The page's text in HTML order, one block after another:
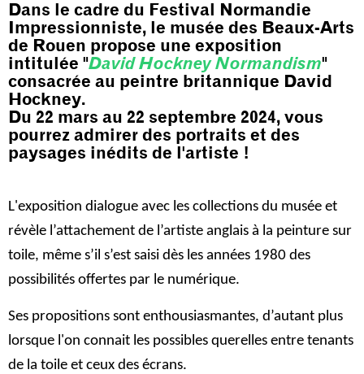
Dans le cadre du Festival Normandie
Impressionniste, le musée des Beaux-Arts
de Rouen propose une exposition
intitulée "David Hockney Normandism"
consacrée au peintre britannique David
Hockney.
Du 22 mars au 22 septembre 2024, vous
pourrez admirer des portraits et des
paysages inédits de l'artiste !
L'exposition dialogue avec les collections du musée et
révèle l’attachement de l’artiste anglais à la peinture sur
toile, même s’il s’est saisi dès les années 1980 des
possibilités offertes par le numérique.
Ses propositions sont enthousiasmantes, d’autant plus
lorsque l'on connait les possibles querelles entre tenants
de la toile et ceux des écrans.